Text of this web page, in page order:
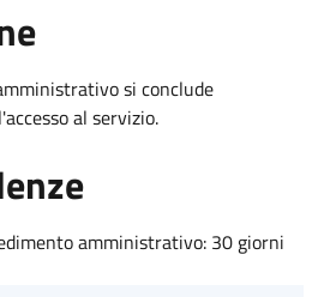
si conclude
al servizio.
amministrativo: 30 giorni